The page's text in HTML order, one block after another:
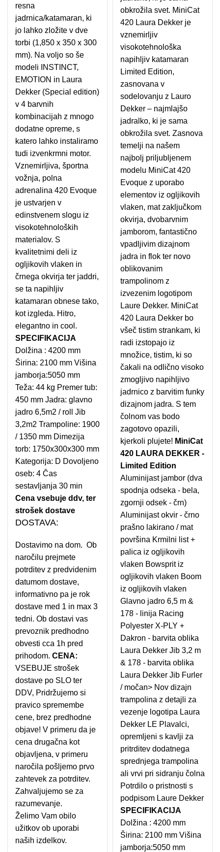
resna
jadrnica/katamaran, ki
jo lahko zložite v dve
torbi (1,850 x 350 x 300
mm). Na voljo so še
modeli INSTINCT,
EMOTION in Laura
Dekker (Special edition)
v 4 barvnih
kombinacijah z mnogo
dodatne opreme, s
katero lahko instaliramo
tudi izvenkrmni motor.
Vznemirljiva, športna
vožnja, polna
adrenalina 420 Evoque
je ustvarjen v
edinstvenem slogu iz
visokotehnoloških
materialov. S
kvalitetnimi deli iz
ogljikovih vlaken in
črnega okvirja ter jaddri,
se ta napihljiv
katamaran obnese tako,
kot izgleda. Hitro,
elegantno in cool.
SPECIFIKACIJA
Dolžina : 4200 mm
Širina: 2100 mm Višina
jamborja:5050 mm
Teža: 44 kg Premer tub:
450 mm Jadra: glavno
jadro 6,5m2 / roll Jib
3,2m2 Trampoline: 1900
/ 1350 mm Dimezija
torb: 1750x300x300 mm
Kategorija: D Dovoljeno
oseb: 4 Čas
sestavljanja 30 min
Cena vsebuje ddv, ter
strošek dostave
DOSTAVA:
Dostavimo na dom. Ob
naročilu prejmete
potrditev z predvidenim
datumom dostave,
informativno pa je rok
dostave med 1 in max 3
tedni. Ob dostavi vas
prevoznik predhodno
obvesti cca 1h pred
prihodom. CENA:
VSEBUJE strošek
dostave po SLO ter
DDV, Pridržujemo si
pravico spremembe
cene, brez predhodne
objave! V primeru da je
cena drugačna kot
objavljena, v primeru
naročila pošljemo prvo
zahtevek za potrditev.
Zahvaljujemo se za
razumevanje.
Želimo Vam obilo
užitkov ob uporabi
naših izdelkov.
obkrožila svet. MiniCat
420 Laura Dekker je
vznemirljiv
visokotehnološka
napihljiv katamaran
Limited Edition,
zasnovana v
sodelovanju z Lauro
Dekker – najmlajšo
jadralko, ki je sama
obkrožila svet. Zasnova
temelji na našem
najbolj priljubljenem
modelu MiniCat 420
Evoque z uporabo
elementov iz ogljikovih
vlaken, mat zaključkom
okvirja, dvobarvnim
jamborom, fantastično
vpadljivim dizajnom
jadra in flok ter novo
oblikovanim
trampolinom z
izvezenim logotipom
Laure Dekker. MiniCat
420 Laura Dekker bo
všeč tistim strankam, ki
radi izstopajo iz
množice, tistim, ki so
čakali na odlično visoko
zmogljivo napihljivo
jadrnico z barvitim funky
dizajnom jadra. S tem
čolnom vas bodo
zagotovo opazili,
kjerkoli plujete! MiniCat
420 LAURA DEKKER -
Limited Edition
Aluminijast jambor (dva
spodnja odseka - bela,
zgornji odsek - črn)
Aluminijast okvir - črno
prašno lakirano / mat
površina Krmilni list +
palica iz ogljikovih
vlaken Bowsprit iz
ogljikovih vlaken Boom
iz ogljikovih vlaken
Glavno jadro 6,5 m &
178 - linija Racing
Polyester X-PLY +
Dakron - barvita oblika
Laura Dekker Jib 3,2 m
& 178 - barvita oblika
Laura Dekker Jib Furler
/ močan> Nov dizajn
trampolina z detajli za
vezenje logotipa Laura
Dekker LE Plavalci,
opremljeni s kavlji za
pritrditev dodatnega
sprednjega trampolina
ali vrvi pri sidranju čolna
Potrdilo o pristnosti s
podpisom Laure Dekker
SPECIFIKACIJA
Dolžina : 4200 mm
Širina: 2100 mm Višina
jamborja:5050 mm